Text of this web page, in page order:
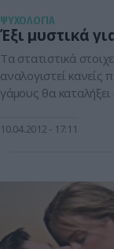
ΨΥΧΟΛΟΓΙΑ
Έξι μυστικά
Τα στατιστικά
αναλογιστεί
γάμους θα
Στο ερώτημα
υπονομεύουν το
10.04.2012 17:11